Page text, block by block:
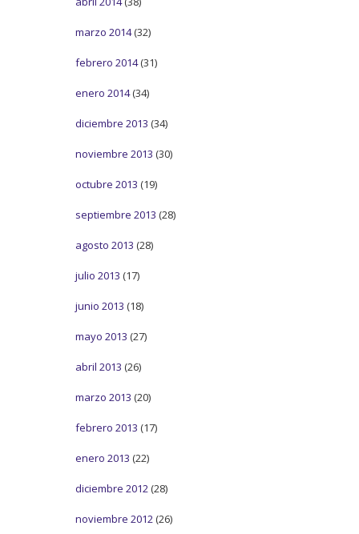
marzo 2014(32)
febrero 2014(31)
enero 2014(34)
diciembre 2013 (34)
noviembre 2013 (30)
octubre 2013 (19)
septiembre 2013 (28)
agosto 2013 (28)
julio 2013 (17)
junio 2013 (18)
mayo 2013 (27)
abril 2013 (26)
marzo 2013 (20)
febrero 2013 (17)
enero 2013 (22)
diciembre 2012 (28)
noviembre 2012 (26)